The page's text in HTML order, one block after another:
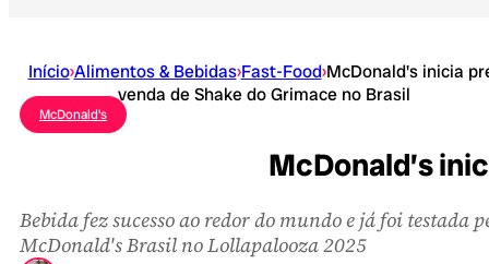
Início›Alimentos & Bebidas›Fast-Food›McDonald's inicia
venda de Shake do Grimace no Brasil
McDonald's
McDonald’s
Bebida fez sucesso ao redor do mundo e já foi testada
McDonald's Brasil no Lollapalooza 2025